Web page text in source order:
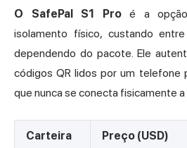
O SafePal S1 Proé a opção
isolamento físico, custando
dependendo do pacote. Ele
códigos QR lidos por um telefone
que nunca se conecta fisicamente a
Carteira
Preço (USD)